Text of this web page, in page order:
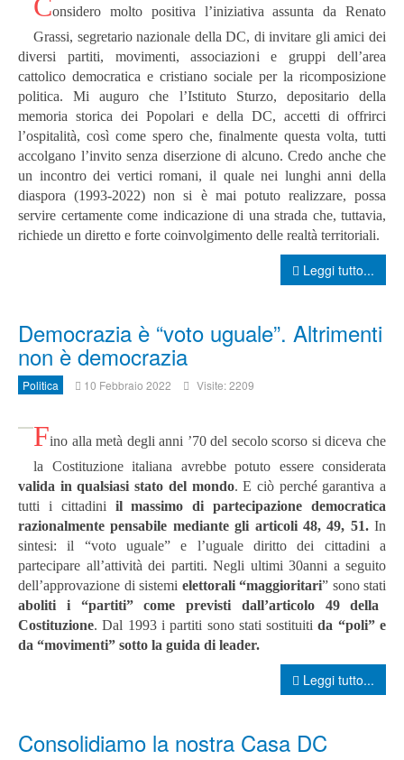
Considero molto positiva l’iniziativa assunta da Renato
Grassi, segretario nazionale della DC, di invitare gli amici dei
diversi partiti, movimenti, associazioni e gruppi dell’area
cattolico democratica e cristiano sociale per la ricomposizione
politica. Mi auguro che l’Istituto Sturzo, depositario della
memoria storica dei Popolari e della DC, accetti di offrirci
l’ospitalità, così come spero che, finalmente questa volta, tutti
accolgano l’invito senza diserzione di alcuno. Credo anche che
un incontro dei vertici romani, il quale nei lunghi anni della
diaspora (1993-2022) non si è mai potuto realizzare, possa
servire certamente come indicazione di una strada che, tuttavia,
richiede un diretto e forte coinvolgimento delle realtà territoriali.
Leggi tutto...
Democrazia è “voto uguale”. Altrimenti
non è democrazia
Politica 10 Febbraio 2022 Visite: 2209
Fino alla metà degli anni ’70 del secolo scorso si diceva che
la Costituzione italiana avrebbe potuto essere considerata
valida in qualsiasi stato del mondo. E ciò perché garantiva a
tutti i cittadini il massimo di partecipazione democratica
razionalmente pensabile mediante gli articoli 48, 49, 51. In
sintesi: il “voto uguale” e l’uguale diritto dei cittadini a
partecipare all’attività dei partiti. Negli ultimi 30anni a seguito
dell’approvazione di sistemi elettorali “maggioritari” sono stati
aboliti i “partiti” come previsti dall’articolo 49 della
Costituzione. Dal 1993 i partiti sono stati sostituitida “poli” e
da “movimenti” sotto la guida di leader.
Leggi tutto...
Consolidiamo la nostra Casa DC